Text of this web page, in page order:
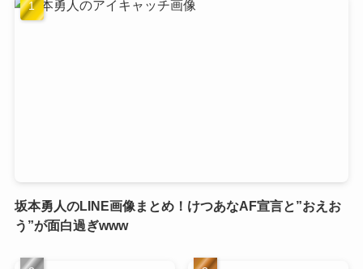
坂本勇人のLINE画像まとめ！けつあなAF宣言と”おえお
う”が面白過ぎwww